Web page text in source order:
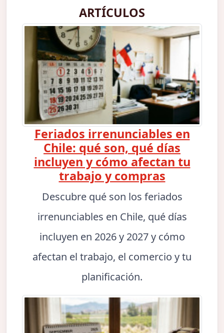
ARTÍCULOS
Feriados irrenunciables en
Chile: qué son, qué días
incluyen y cómo afectan tu
trabajo y compras
Descubre qué son los feriados
irrenunciables en Chile, qué días
incluyen en 2026 y 2027 y cómo
afectan el trabajo, el comercio y tu
planificación.